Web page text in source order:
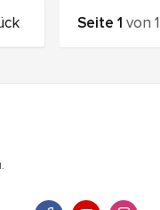
Seite1 von1